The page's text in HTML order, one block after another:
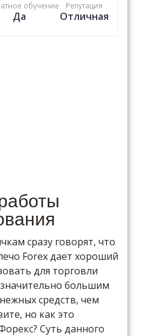
обучение
Да
Репутация
Отличная
сразу говорят, что
Forex дает хороший
для торговли
большим
средств, чем
но как это
Суть данного